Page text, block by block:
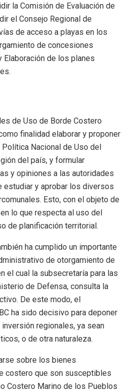
la Comisión de Evaluación de
el Consejo Regional de
de acceso a playas en los
de concesiones
de los planes
de Uso de Borde Costero
finalidad elaborar y proponer
Nacional de Uso del
del país, y formular
y opiniones a las autoridades
estudiar y aprobar los diversos
Esto, con el objeto de
lo que respecta al uso del
de planificación territorial.
ha cumplido un importante
de otorgamiento de
el cual la subsecretaría para las
de Defensa, consulta la
De este modo, el
ha sido decisivo para deponer
regionales, ya sean
o de otra naturaleza.
sobre los bienes
costero que son susceptibles
Costero Marino de los Pueblos